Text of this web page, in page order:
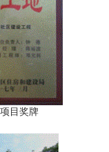
目奖牌